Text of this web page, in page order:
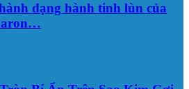
dạng hành tinh lùn của